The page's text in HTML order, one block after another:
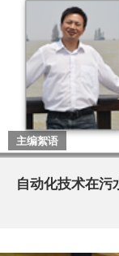
主编絮语
自动化技术在污